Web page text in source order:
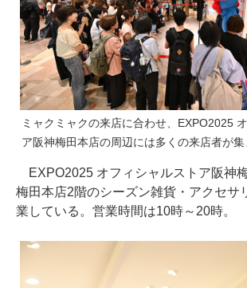
ミャクミャクの来店に合わせ、EXPO2025
ア阪神梅田本店の周辺には多くの来店者が集
EXPO2025 オフィシャルストア阪神
梅田本店2階のシーズン雑貨・アクセサ
業している。営業時間は10時～20時。